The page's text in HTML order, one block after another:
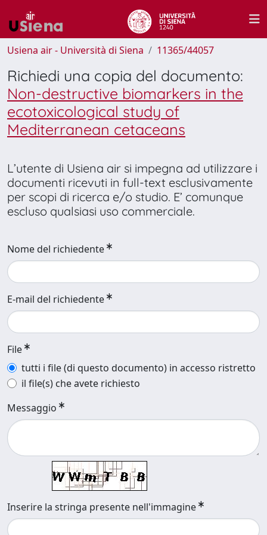
Usiena air - Università di Siena 11365/44057
Richiedi una copia del documento:
Non-destructive biomarkers in the
ecotoxicological study of
Mediterranean cetaceans
L’utente di Usiena air si impegna ad utilizzare i
documenti ricevuti in full-text esclusivamente
per scopi di ricerca e/o studio. E’ comunque
escluso qualsiasi uso commerciale.
Nome del richiedente
E-mail del richiedente
File
tutti i file (di questo documento) in accesso ristretto
il file(s) che avete richiesto
Messaggio
Inserire la stringa presente nell'immagine